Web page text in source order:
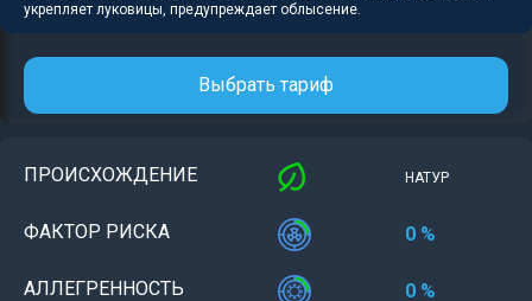
укрепляет луковицы, предупреждает облысение.
Выбрать тариф
ПРОИСХОЖДЕНИЕ НАТУР
ФАКТОР РИСКА 0 %
АЛЛЕГРЕННОСТЬ 0 %